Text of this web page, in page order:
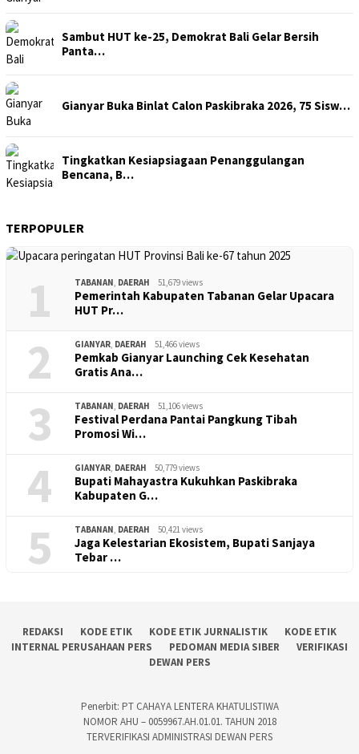
Sambut HUT ke-25, Demokrat Bali Gelar Bersih
Panta…
Gianyar Buka Binlat Calon Paskibraka 2026, 75 Sisw…
Tingkatkan Kesiapsiagaan Penanggulangan
Bencana, B…
TERPOPULER
1 TABANAN, DAERAH 51,679 views
Pemerintah Kabupaten Tabanan Gelar Upacara
HUT Pr…
2 GIANYAR, DAERAH 51,466 views
Pemkab Gianyar Launching Cek Kesehatan
Gratis Ana…
3 TABANAN, DAERAH 51,106 views
Festival Perdana Pantai Pangkung Tibah
Promosi Wi…
4 GIANYAR, DAERAH 50,779 views
Bupati Mahayastra Kukuhkan Paskibraka
Kabupaten G…
5 TABANAN, DAERAH 50,421 views
Jaga Kelestarian Ekosistem, Bupati Sanjaya
Tebar …
REDAKSI KODE ETIK KODE ETIK JURNALISTIK
KODE ETIK
INTERNAL PERUSAHAAN PERS
PEDOMAN MEDIA SIBER
VERIFIKASI
DEWAN PERS
Penerbit: PT CAHAYA LENTERA KHATULISTIWA
NOMOR AHU – 0059967.AH.01.01. TAHUN 2018
TERVERIFIKASI ADMINISTRASI DEWAN PERS